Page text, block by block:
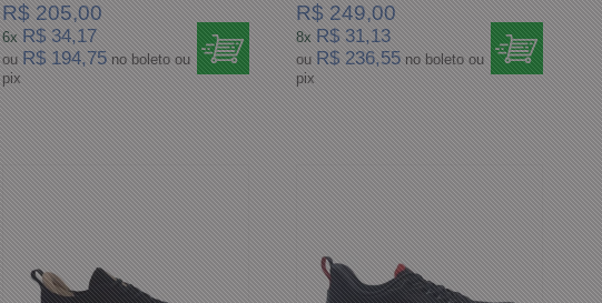
R$ 205,00
6x R$ 34,17
ou R$ 194,75 no boleto ou
pix
R$ 249,00
8x R$ 31,13
ou R$ 236,55 no boleto ou
pix